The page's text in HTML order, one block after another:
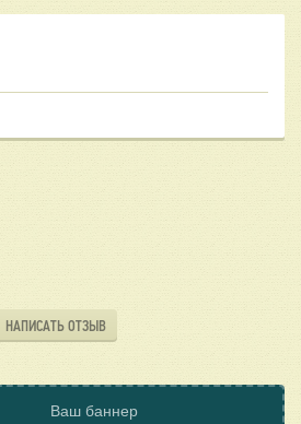
НАПИСАТЬ ОТЗЫВ
Ваш баннер